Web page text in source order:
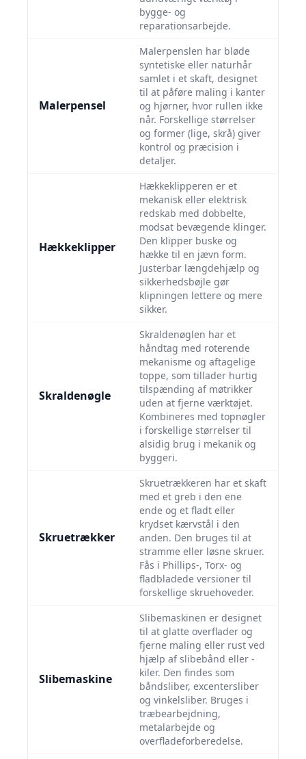
bygge- og
reparationsarbejde.
Malerpensel
Malerpenslen har bløde
syntetiske eller naturhår
samlet i et skaft, designet
til at påføre maling i kanter
og hjørner, hvor rullen ikke
når. Forskellige størrelser
og former (lige, skrå) giver
kontrol og præcision i
detaljer.
Hækkeklipper
Hækkeklipperen er et
mekanisk eller elektrisk
redskab med dobbelte,
modsat bevægende klinger.
Den klipper buske og
hække til en jævn form.
Justerbar længdehjælp og
sikkerhedsbøjle gør
klipningen lettere og mere
sikker.
Skraldenøgle
Skraldenøglen har et
håndtag med roterende
mekanisme og aftagelige
toppe, som tillader hurtig
tilspænding af møtrikker
uden at fjerne værktøjet.
Kombineres med topnøgler
i forskellige størrelser til
alsidig brug i mekanik og
byggeri.
Skruetrækker
Skruetrækkeren har et skaft
med et greb i den ene
ende og et fladt eller
krydset kærvstål i den
anden. Den bruges til at
stramme eller løsne skruer.
Fås i Phillips-, Torx- og
fladbladede versioner til
forskellige skruehoveder.
Slibemaskine
Slibemaskinen er designet
til at glatte overflader og
fjerne maling eller rust ved
hjælp af slibebånd eller -
kiler. Den findes som
båndsliber, excentersliber
og vinkelsliber. Bruges i
træbearbejdning,
metalarbejde og
overfladeforberedelse.